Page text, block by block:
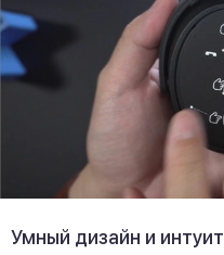
Умный дизайн и